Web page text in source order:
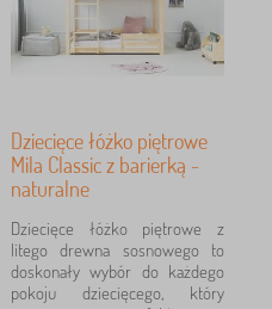
Dziecięce łóżko piętrowe
Mila Classic z barierką -
naturalne
Dziecięce łóżko piętrowe z
litego drewna sosnowego to
doskonały wybór do każdego
pokoju dziecięcego, który